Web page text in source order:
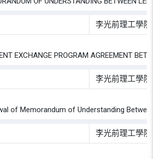
李光前理工學院
EXCHANGE PROGRAM AGREEMENT
李光前理工學院
of Memorandum of Understanding
李光前理工學院